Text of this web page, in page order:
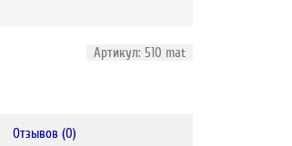
Артикул: 510 mat
Отзывов (0)